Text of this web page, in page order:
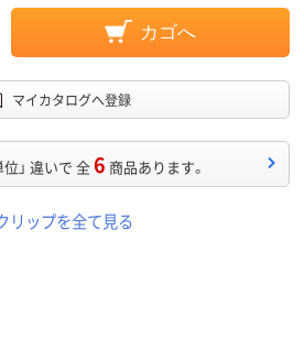
カゴへ
マイカタログへ登録
位」 違いで 全6 商品あります。
リップを全て見る